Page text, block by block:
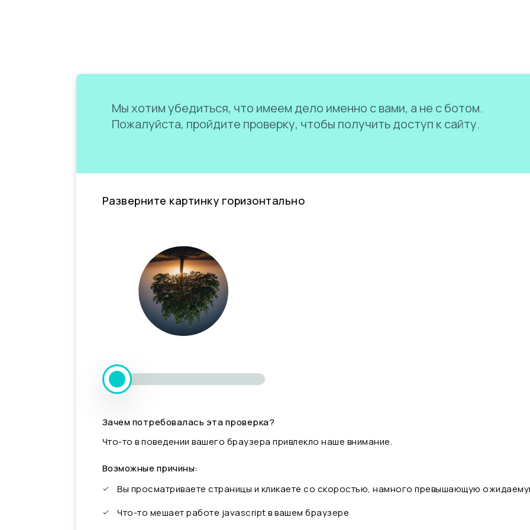
Мы хотим убедиться, что имеем дело именно с вами, а не с ботом.
Пожалуйста, пройдите проверку, чтобы получить доступ к сайту.
Разверните картинку горизонтально
Зачем потребовалась эта проверка?
Что-то в поведении вашего браузера привлекло наше внимание.
Возможные причины:
Вы просматриваете страницы и кликаете со скоростью, намного превышающую
Что-то мешает работе javascript в вашем браузере